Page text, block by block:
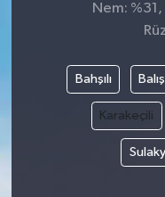
Nem: %31,
Bahşılı
Karakeçili